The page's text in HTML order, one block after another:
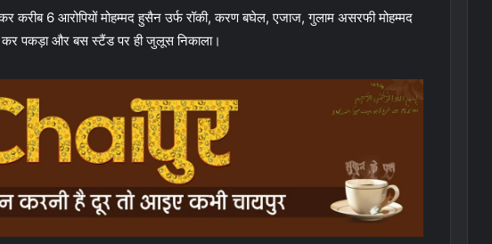
करीब 6 आरोपियों मोहम्मद हुसैन उर्फ रॉकी, करण बघेल, एजाज, गुलाम असरफी मोहम्मद
पकड़ा और बस स्टैंड पर ही जुलूस निकाला।